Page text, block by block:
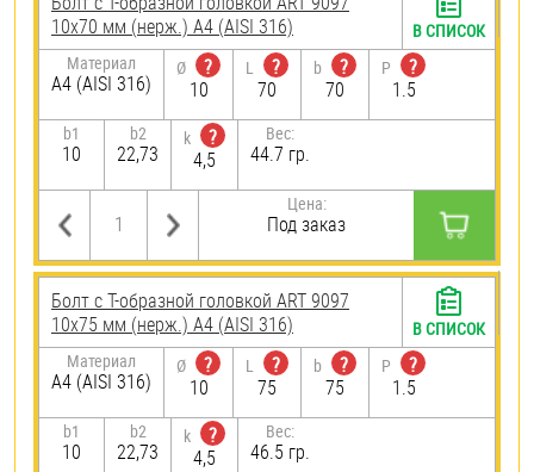
10х70 мм (нерж.) A4 (AISI 316)
Материал
A4 (AISI 316)
Ø
?
10
L
?
70
b
?
70
P
?
1.5
b1
10
b2
22,73
k
?
4,5
Вес:
44.7 гр.
Цена:
Под заказ
В СПИСОК
Болт с Т-образной головкой ART 9097
10х75 мм (нерж.) A4 (AISI 316)
Материал
A4 (AISI 316)
Ø
?
10
L
?
75
b
?
75
P
?
1.5
b1
10
b2
22,73
k
?
4,5
Вес:
46.5 гр.
В СПИСОК